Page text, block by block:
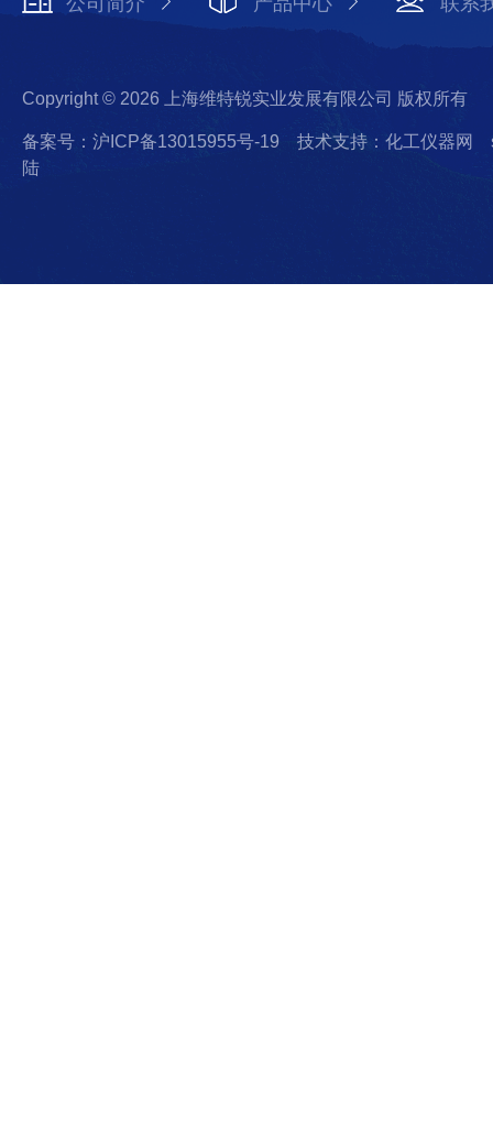
Copyright © 2026 上海维特锐实业发展有限公司 版权所有
备案号：沪ICP备13015955号-19 技术支持：化工仪器网
陆